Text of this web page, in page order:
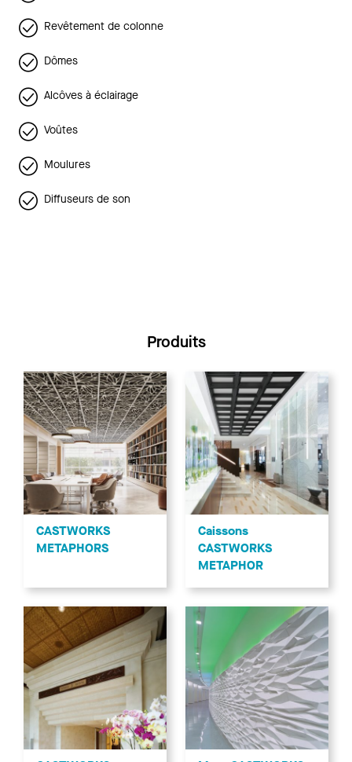
Revêtement de colonne
Dômes
Alcôves à éclairage
Voûtes
Moulures
Diffuseurs de son
Produits
CASTWORKS
METAPHORS
Caissons
CASTWORKS
METAPHOR